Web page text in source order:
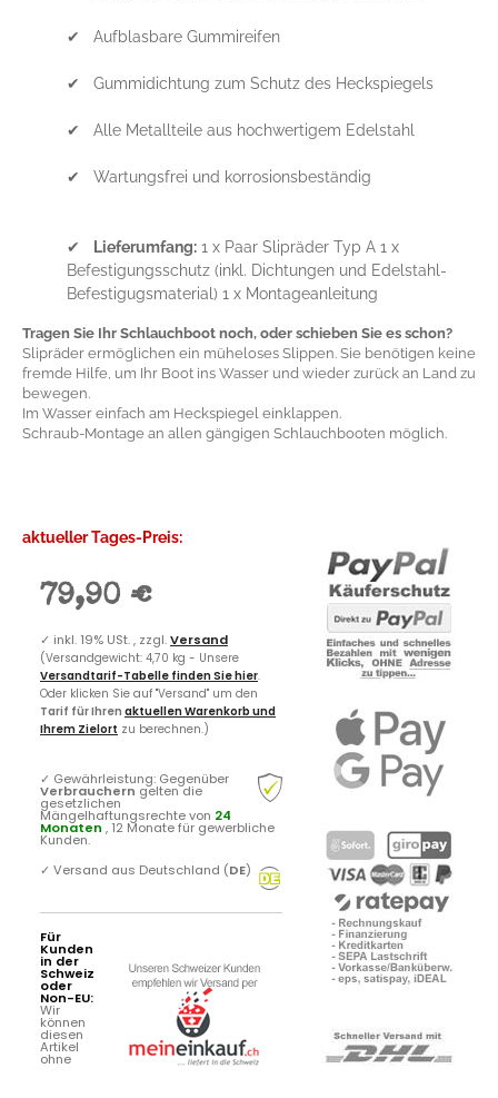
✔ Aufblasbare Gummireifen
✔ Gummidichtung zum Schutz des Heckspiegels
✔ Alle Metallteile aus hochwertigem Edelstahl
✔ Wartungsfrei und korrosionsbeständig
✔ Lieferumfang: 1 x Paar Slipräder Typ A 1 x
Befestigungsschutz (inkl. Dichtungen und Edelstahl-
Befestigugsmaterial) 1 x Montageanleitung
Tragen Sie Ihr Schlauchboot noch, oder schieben Sie es schon?
Slipräder ermöglichen ein müheloses Slippen. Sie benötigen keine
fremde Hilfe, um Ihr Boot ins Wasser und wieder zurück an Land zu
bewegen.
Im Wasser einfach am Heckspiegel einklappen.
Schraub-Montage an allen gängigen Schlauchbooten möglich.
aktueller Tages-Preis:
79,90 €
✓ inkl. 19% USt. , zzgl.Versand
(Versandgewicht: 4,70 kg - Unsere
Versandtarif-Tabelle finden Sie hier.
Oder klicken Sie auf "Versand" um den
Tarif für Ihren aktuellen Warenkorb und
Ihrem Zielort zu berechnen.)
✓ Gewährleistung: Gegenüber
Verbrauchern gelten die
gesetzlichen
Mängelhaftungsrechte von 24
Monaten , 12 Monate für gewerbliche
Kunden.
✓ Versand aus Deutschland (DE)
Für
Kunden
in der
Schweiz
oder
Non-EU:
Wir
können
diesen
Artikel
ohne